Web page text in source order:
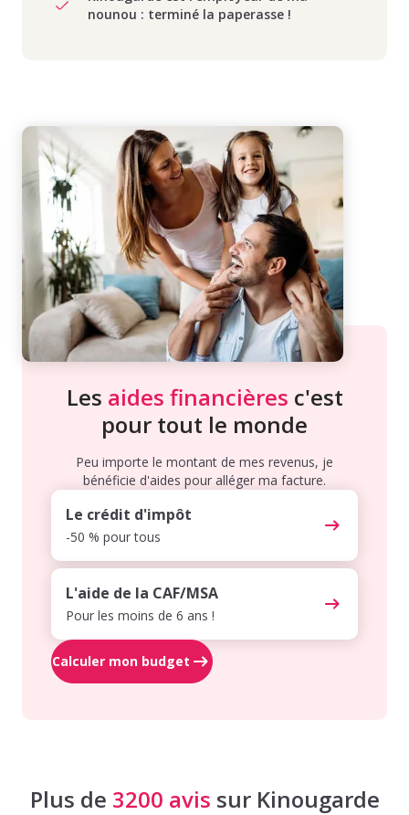
nounou : terminé la paperasse !
Les aides financières c'est
pour tout le monde
Peu importe le montant de mes revenus, je
bénéficie d'aides pour alléger ma facture.
Le crédit d'impôt
-50 % pour tous
L'aide de la CAF/MSA
Pour les moins de 6 ans !
Calculer mon budget
Plus de 3200 avis sur Kinougarde